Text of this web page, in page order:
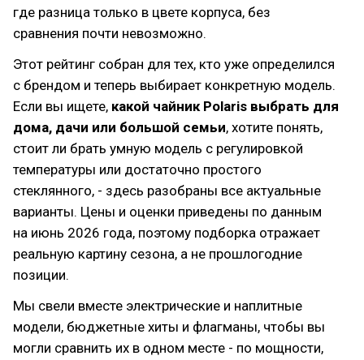
где разница только в цвете корпуса, без
сравнения почти невозможно.
Этот рейтинг собран для тех, кто уже определился
с брендом и теперь выбирает конкретную модель.
Если вы ищете, какой чайник Polaris выбрать для
дома, дачи или большой семьи, хотите понять,
стоит ли брать умную модель с регулировкой
температуры или достаточно простого
стеклянного, - здесь разобраны все актуальные
варианты. Цены и оценки приведены по данным
на июнь 2026 года, поэтому подборка отражает
реальную картину сезона, а не прошлогодние
позиции.
Мы свели вместе электрические и наплитные
модели, бюджетные хиты и флагманы, чтобы вы
могли сравнить их в одном месте - по мощности,